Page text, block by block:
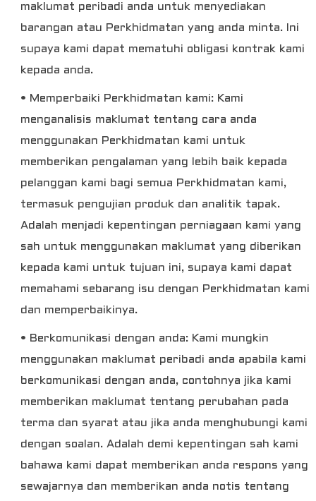
maklumat peribadi anda untuk menyediakan
barangan atau Perkhidmatan yang anda minta. Ini
supaya kami dapat mematuhi obligasi kontrak kami
kepada anda.
• Memperbaiki Perkhidmatan kami: Kami
menganalisis maklumat tentang cara anda
menggunakan Perkhidmatan kami untuk
memberikan pengalaman yang lebih baik kepada
pelanggan kami bagi semua Perkhidmatan kami,
termasuk pengujian produk dan analitik tapak.
Adalah menjadi kepentingan perniagaan kami yang
sah untuk menggunakan maklumat yang diberikan
kepada kami untuk tujuan ini, supaya kami dapat
memahami sebarang isu dengan Perkhidmatan kami
dan memperbaikinya.
• Berkomunikasi dengan anda: Kami mungkin
menggunakan maklumat peribadi anda apabila kami
berkomunikasi dengan anda, contohnya jika kami
memberikan maklumat tentang perubahan pada
terma dan syarat atau jika anda menghubungi kami
dengan soalan. Adalah demi kepentingan sah kami
bahawa kami dapat memberikan anda respons yang
sewajarnya dan memberikan anda notis tentang